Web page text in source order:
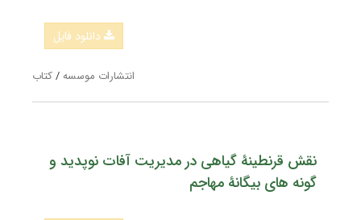
دانلود فایل
انتشارات موسسه/کتاب
نقش قرنطینۀ گیاهی در مدیریت آفات نوپدید و
گونه های بیگانۀ مهاجم